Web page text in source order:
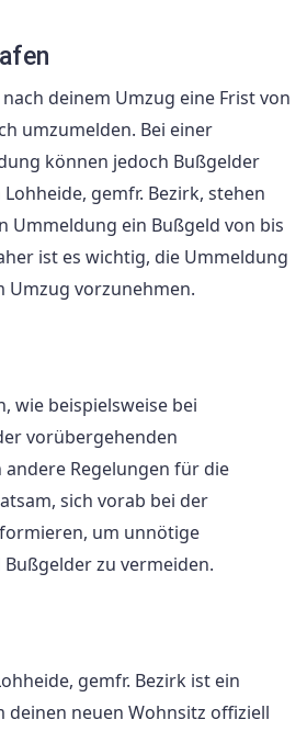
deinem Umzug eine Frist von
umzumelden. Bei einer
können jedoch Bußgelder
gemfr. Bezirk, stehen
Ummeldung ein Bußgeld von bis
ist es wichtig, die Ummeldung
Umzug vorzunehmen.
wie beispielsweise bei
vorübergehenden
Regelungen für die
sich vorab bei der
um unnötige
zu vermeiden.
gemfr. Bezirk ist ein
neuen Wohnsitz offiziell